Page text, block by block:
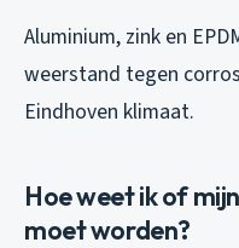
Aluminium, zink en
weerstand tegen
Eindhoven klimaat.
Hoe weet ik of
moet worden?